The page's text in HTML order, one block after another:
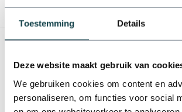
Toestemming Details
Deze website maakt gebruik van
We gebruiken cookies om content en
personaliseren, om functies voor social
Toon1-18van 25